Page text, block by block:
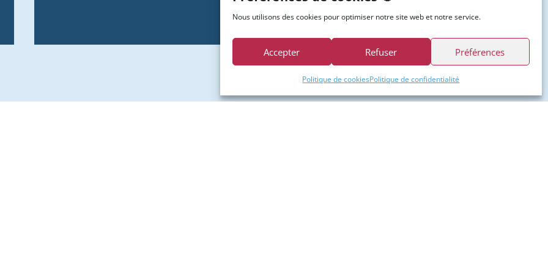
Nous utilisons des cookies pour optimiser notre site web et notre service.
Accepter Refuser Préférences
Politique de cookiesPolitique de confidentialité